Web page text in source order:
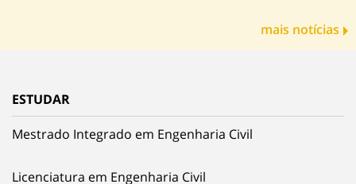
mais notícias
ESTUDAR
Mestrado Integrado em Engenharia Civil
Licenciatura em Engenharia Civil